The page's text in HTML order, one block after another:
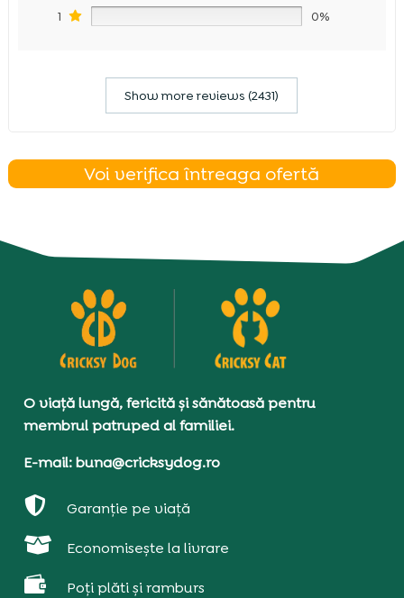
1 0%
Show more reviews (2431)
Voi verifica întreaga ofertă
O viață lungă, fericită și sănătoasă pentru
membrul patruped al familiei.
E-mail: buna@cricksydog.ro
 Garanție pe viață
 Economisește la livrare
 Poți plăti și ramburs